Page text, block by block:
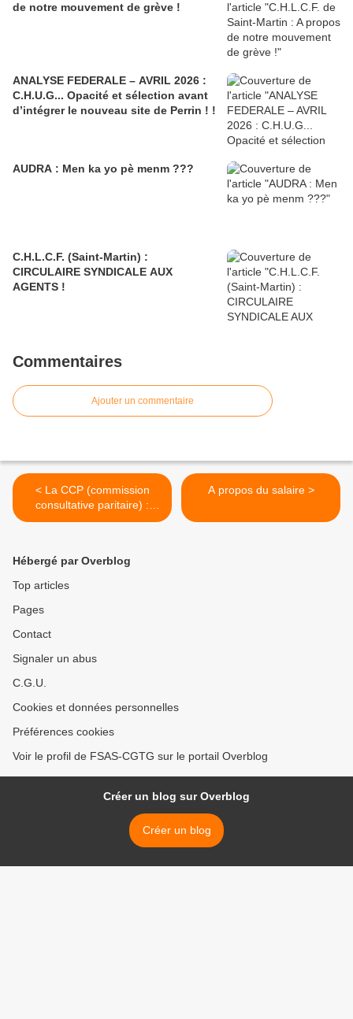
de notre mouvement de grève !
ANALYSE FEDERALE – AVRIL 2026 :
C.H.U.G... Opacité et sélection avant
d’intégrer le nouveau site de Perrin ! !
AUDRA : Men ka yo pè menm ???
C.H.L.C.F. (Saint-Martin) :
CIRCULAIRE SYNDICALE AUX
AGENTS !
Commentaires
Ajouter un commentaire
< La CCP (commission
consultative paritaire) :
Nouvelle instance pour les
A propos du salaire >
Hébergé par Overblog
Top articles
Pages
Contact
Signaler un abus
C.G.U.
Cookies et données personnelles
Préférences cookies
Voir le profil de FSAS-CGTG sur le portail Overblog
Créer un blog sur Overblog
Créer un blog